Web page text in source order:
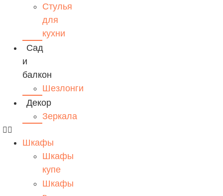
Стулья
для
кухни
Сад
и
балкон
Шезлонги
Декор
Зеркала
Шкафы
Шкафы
купе
Шкафы